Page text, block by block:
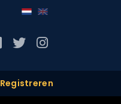
Registreren